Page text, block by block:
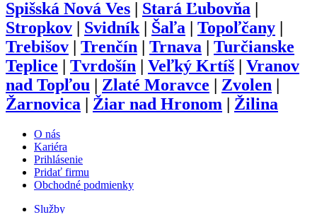
Spišská Nová Ves | Stará Ľubovňa |
Stropkov | Svidník | Šaľa | Topoľčany |
Trebišov | Trenčín | Trnava | Turčianske
Teplice | Tvrdošín | Veľký Krtíš | Vranov
nad Topľou | Zlaté Moravce | Zvolen |
Žarnovica | Žiar nad Hronom | Žilina
O nás
Kariéra
Prihlásenie
Pridať firmu
Obchodné podmienky
Služby